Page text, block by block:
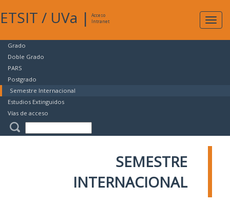
ETSIT / UVa |
Acceso
Intranet
Grado
Doble Grado
PARS
Postgrado
Semestre Internacional
Estudios Extinguidos
Vías de acceso
SEMESTRE
INTERNACIONAL